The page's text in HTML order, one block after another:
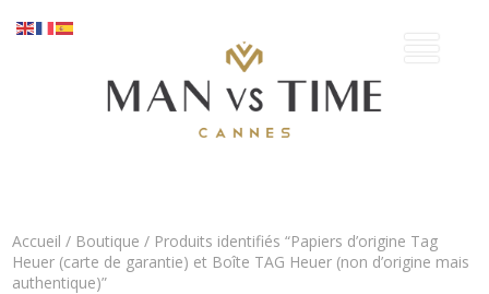
Accueil / Boutique / Produits identifiés “Papiers d’origine Tag
Heuer (carte de garantie) et Boîte TAG Heuer (non d’origine mais
authentique)”